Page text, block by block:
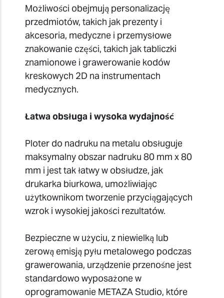
Możliwości obejmują personalizację
przedmiotów, takich jak prezenty i
akcesoria, medyczne i przemysłowe
znakowanie części, takich jak tabliczki
znamionowe i grawerowanie kodów
kreskowych 2D na instrumentach
medycznych.
Łatwa obsługa i wysoka wydajność
Ploter do nadruku na metalu obsługuje
maksymalny obszar nadruku 80 mm x 80
mm i jest tak łatwy w obsłudze, jak
drukarka biurkowa, umożliwiając
użytkownikom tworzenie przyciągających
wzrok i wysokiej jakości rezultatów.
Bezpieczne w użyciu, z niewielką lub
zerową emisją pyłu metalowego podczas
grawerowania, urządzenie przenośne jest
standardowo wyposażone w
oprogramowanie METAZA Studio, które